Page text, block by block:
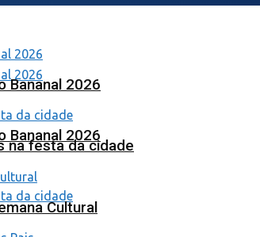
Bananal 2026
Bananal 2026
na festa da cidade
Cultural